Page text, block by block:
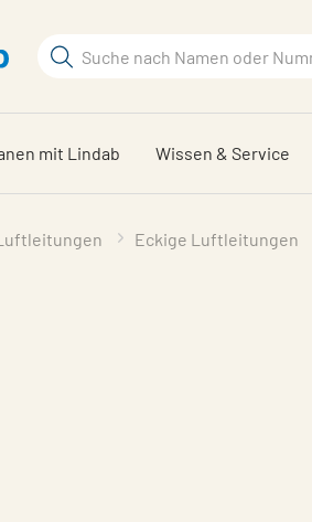
Suchbegriff
durchsuchen
mit Lindab Wissen & Service
Eckige Luftleitungen